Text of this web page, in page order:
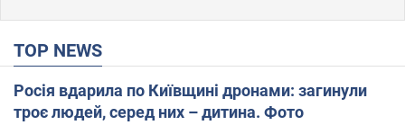
TOP NEWS
Росія вдарила по Київщині дронами: загинули
троє людей, серед них – дитина. Фото